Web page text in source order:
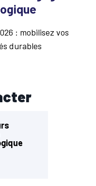
: mobilisez vos
durables